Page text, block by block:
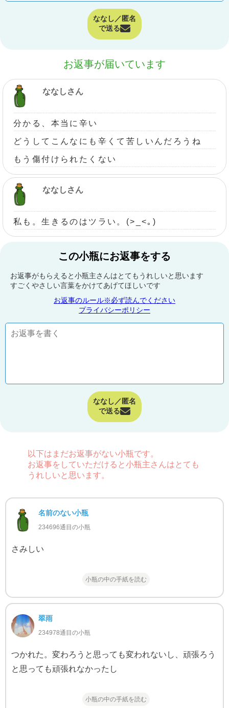
ななし／匿名
で送る
お返事が届いています
ななしさん
分かる、本当に辛い
どうしてこんなにも辛くて苦しいんだろうね
もう傷付けられたくない
ななしさん
私も。生きるのはツラい。(>_<｡)
この小瓶にお返事をする
お返事がもらえると小瓶主さんはとてもうれしいと思います
すごくやさしい言葉をかけてあげてほしいです
お返事のルール※必ず読んでください
プライバシーポリシー
ななし／匿名
で送る
以下はまだお返事がない小瓶です。
お返事をしていただけると小瓶主さんはとても
うれしいと思います。
名前のない小瓶
234696通目の小瓶
さみしい
小瓶の中の手紙を読む
翠雨
234978通目の小瓶
つかれた。変わろうと思っても変われないし、頑張ろう
と思っても頑張れなかったし
小瓶の中の手紙を読む